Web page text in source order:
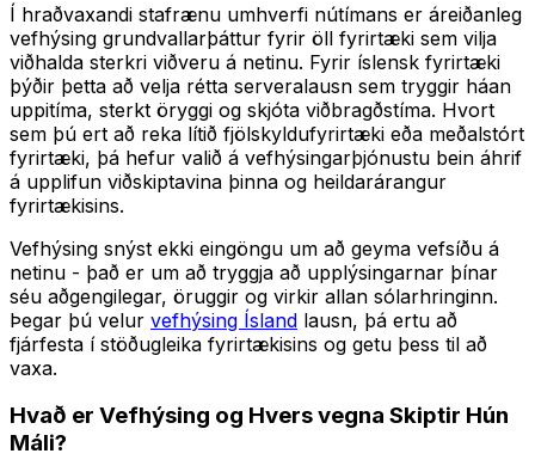
Í hraðvaxandi stafrænu umhverfi nútímans er áreiðanleg
vefhýsing grundvallarþáttur fyrir öll fyrirtæki sem vilja
viðhalda sterkri viðveru á netinu. Fyrir íslensk fyrirtæki
þýðir þetta að velja rétta serveralausn sem tryggir háan
uppitíma, sterkt öryggi og skjóta viðbragðstíma. Hvort
sem þú ert að reka lítið fjölskyldufyrirtæki eða meðalstórt
fyrirtæki, þá hefur valið á vefhýsingarþjónustu bein áhrif
á upplifun viðskiptavina þinna og heildarárangur
fyrirtækisins.
Vefhýsing snýst ekki eingöngu um að geyma vefsíðu á
netinu - það er um að tryggja að upplýsingarnar þínar
séu aðgengilegar, öruggir og virkir allan sólarhringinn.
Þegar þú velur vefhýsing Ísland lausn, þá ertu að
fjárfesta í stöðugleika fyrirtækisins og getu þess til að
vaxa.
Hvað er Vefhýsing og Hvers vegna Skiptir Hún
Máli?